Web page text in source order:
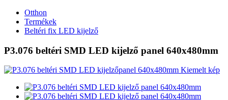
Otthon
Termékek
Beltéri fix LED kijelző
P3.076 beltéri SMD LED kijelző panel 640x480mm